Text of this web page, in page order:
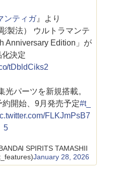
ンティガ』より
製法） ウルトラマンテ
Anniversary Edition」が
化決定
tDbldCiks2
光パーツを新規搭載。
開始、9月発売予定#t_
FLKJmPsB7
5
SPIRITS TAMASHII
January 28, 2026